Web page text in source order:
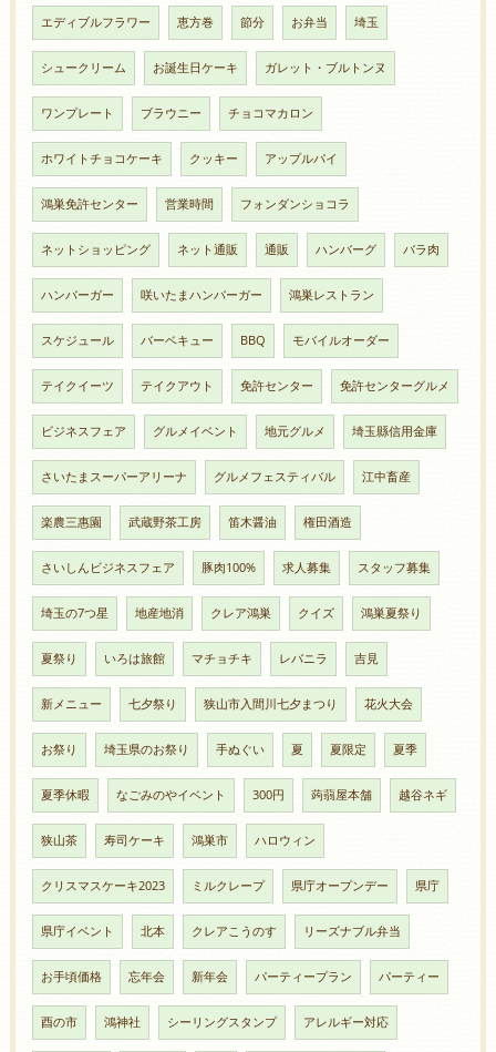
エディブルフラワー 恵方巻 節分 お弁当 埼玉
シュークリーム お誕生日ケーキ ガレット・ブルトンヌ
ワンプレート ブラウニー チョコマカロン
ホワイトチョコケーキ クッキー アップルパイ
鴻巣免許センター 営業時間 フォンダンショコラ
ネットショッピング ネット通販 通販 ハンバーグ バラ肉
ハンバーガー 咲いたまハンバーガー 鴻巣レストラン
スケジュール バーベキュー BBQ モバイルオーダー
テイクイーツ テイクアウト 免許センター 免許センターグルメ
ビジネスフェア グルメイベント 地元グルメ 埼玉縣信用金庫
さいたまスーパーアリーナ グルメフェスティバル 江中畜産
楽農三惠園 武蔵野茶工房 笛木醤油 権田酒造
さいしんビジネスフェア 豚肉100% 求人募集 スタッフ募集
埼玉の7つ星 地産地消 クレア鴻巣 クイズ 鴻巣夏祭り
夏祭り いろは旅館 マチョチキ レバニラ 吉見
新メニュー 七夕祭り 狭山市入間川七夕まつり 花火大会
お祭り 埼玉県のお祭り 手ぬぐい 夏 夏限定 夏季
夏季休暇 なごみのやイベント 300円 蒟蒻屋本舗 越谷ネギ
狭山茶 寿司ケーキ 鴻巣市 ハロウィン
クリスマスケーキ2023 ミルクレープ 県庁オープンデー 県庁
県庁イベント 北本 クレアこうのす リーズナブル弁当
お手頃価格 忘年会 新年会 パーティープラン パーティー
酉の市 鴻神社 シーリングスタンプ アレルギー対応